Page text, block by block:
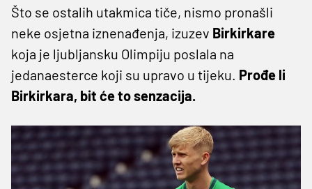
Što se ostalih utakmica tiče, nismo pronašli
neke osjetna iznenađenja, izuzev Birkirkare
koja je ljubljansku Olimpiju poslala na
jedanaesterce koji su upravo u tijeku. Prođe li
Birkirkara, bit će to senzacija.